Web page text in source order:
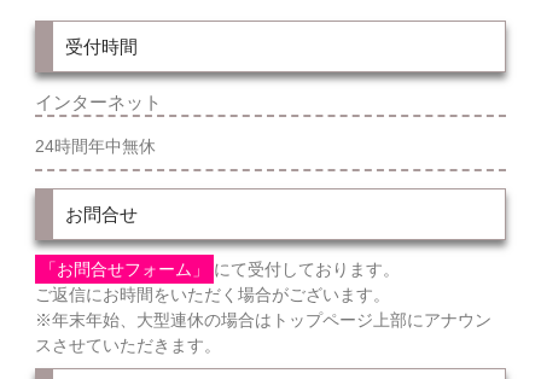
受付時間
インターネット
24時間年中無休
お問合せ
「お問合せフォーム」
にて受付しております。
ご返信にお時間をいただく場合がございます。
※年末年始、大型連休の場合はトップページ上部にアナウン
スさせていただきます。